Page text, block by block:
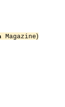
Magazine)